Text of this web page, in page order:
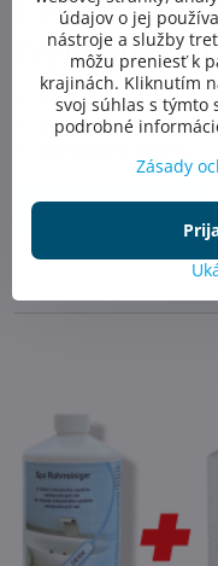
? Filtre a
zvýhodnené
Kartušové filtre Lay-
Sety PVC tvaroviek
Objaviť všetky
údajov o jej
nástroje a služby
môžu preniesť k
krajinách. Kliknutím
svoj súhlas s týmto
podrobné
Zásady